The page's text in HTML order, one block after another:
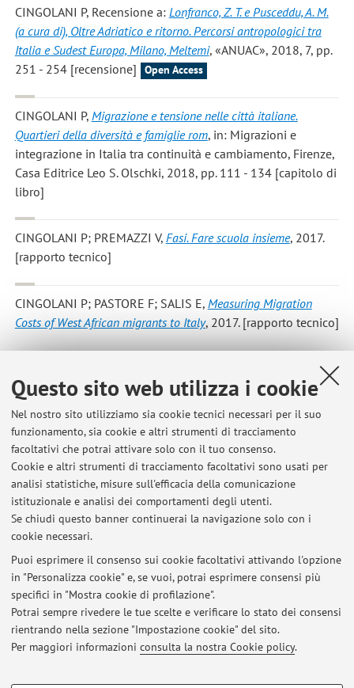
Questo sito web utilizza i cookie
Nel nostro sito utilizziamo sia cookie tecnici necessari per il suo
funzionamento, sia cookie e altri strumenti di tracciamento
facoltativi che potrai attivare solo con il tuo consenso.
Cookie e altri strumenti di tracciamento facoltativi sono usati per
analisi statistiche, misure sull'efficacia della comunicazione
istituzionale e analisi dei comportamenti degli utenti.
Se chiudi questo banner continuerai la navigazione solo con i
cookie necessari.
Puoi esprimere il consenso sui cookie facoltativi attivando l'opzione
in "Personalizza cookie" e, se vuoi, potrai esprimere consensi più
specifici in "Mostra cookie di profilazione".
Potrai sempre rivedere le tue scelte e verificare lo stato dei consensi
rientrando nella sezione "Impostazione cookie" del sito.
Per maggiori informazioni consulta la nostra Cookie policy.
CINGOLANI P, Recensione a: Lonfranco, Z. T. e Pusceddu, A. M.
(a cura di), Oltre Adriatico e ritorno. Percorsi antropologici tra
Italia e Sudest Europa, Milano, Meltemi, «ANUAC», 2018, 7, pp.
251 - 254 [recensione]
Open Access
CINGOLANI P, Migrazione e tensione nelle città italiane.
Quartieri della diversità e famiglie rom, in: Migrazioni e
integrazione in Italia tra continuità e cambiamento, Firenze,
Casa Editrice Leo S. Olschki, 2018, pp. 111 - 134 [capitolo di
libro]
CINGOLANI P; PREMAZZI V, Fasi. Fare scuola insieme, 2017.
[rapporto tecnico]
CINGOLANI P; PASTORE F; SALIS E, Measuring Migration
Costs of West African migrants to Italy, 2017. [rapporto tecnico]
1 2 3 4 5
Pubblicazioni antecedenti il 2004
Ultimi avvisi
Appelli d'esame e programma di Antropologia delle Migrazioni (10
CFU)
Pubblicato il: 18 dicembre 2025
Assegnazione Tesi di Laurea
Pubblicato il: 15 settembre 2025